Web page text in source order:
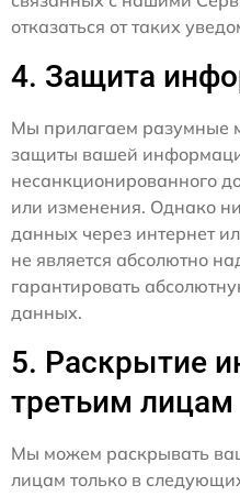
отказаться от таких
4. Защита
Мы прилагаем разумные
защиты вашей
несанкционированного
или изменения. Однако
данных через интернет
не является абсолютно
гарантировать
данных.
5. Раскрытие
третьим лицам
Мы можем раскрывать
лицам только в